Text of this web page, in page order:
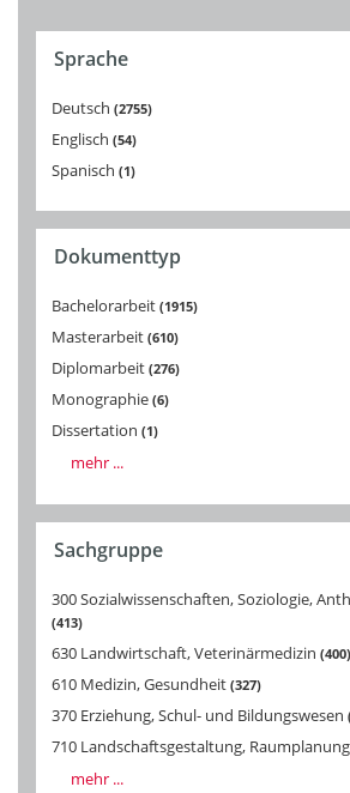
Sprache
Deutsch 2755
Englisch 54
Spanisch 1
Dokumenttyp
Bachelorarbeit 1915
Masterarbeit 610
Diplomarbeit 276
Monographie 6
Dissertation 1
mehr ...
Sachgruppe
300 Sozialwissenschaften, Soziologie,
413
630 Landwirtschaft, Veterinärmedizin 400
610 Medizin, Gesundheit 327
370 Erziehung, Schul- und Bildungswesen
710 Landschaftsgestaltung, Raumplanung
mehr ...